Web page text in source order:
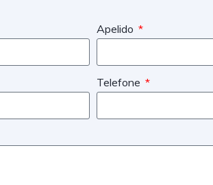
Apelido
Telefone